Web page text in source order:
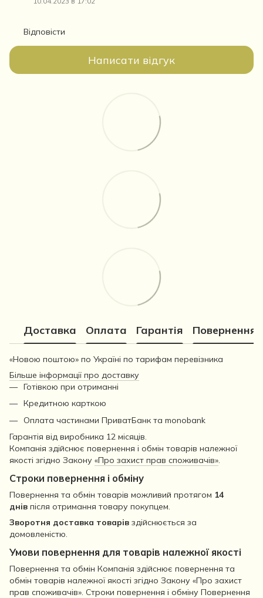
Відповісти
Написати відгук
Доставка Оплата Гарантія Повернення
«Новою поштою» по Україні по тарифам перевізника
Більше інформації про доставку
Готівкою при отриманні
Кредитною карткою
Оплата частинами ПриватБанк та monobank
Гарантія від виробника 12 місяців.
Компанія здійснює повернення і обмін товарів належної
якості згідно Закону «Про захист прав споживачів».
Строки повернення і обміну
Повернення та обмін товарів можливий протягом 14
днів після отримання товару покупцем.
Зворотня доставка товарів здійснюється за
домовленістю.
Умови повернення для товарів належної якості
Повернення та обмін Компанія здійснює повернення та
обмін товарів належної якості згідно Закону «Про захист
прав споживачів». Строки повернення і обміну Повернення